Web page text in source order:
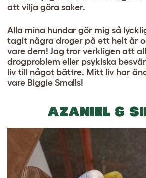
att vilja göra saker.
Alla mina hundar gör mig så
tagit några droger på ett helt år
vare dem! Jag tror verkligen att
drogproblem eller psykiska
liv till något bättre. Mitt liv har
vare Biggie Smalls!
AZANIEL &